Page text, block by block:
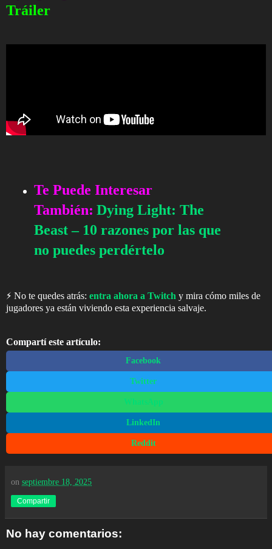
Tráiler
Te Puede Interesar
También: Dying Light: The
Beast – 10 razones por las que
no puedes perdértelo
⚡ No te quedes atrás: entra ahora a Twitch y mira cómo miles de
jugadores ya están viviendo esta experiencia salvaje.
Compartí este artículo:
Facebook
Twitter
WhatsApp
LinkedIn
Reddit
on septiembre 18, 2025
Compartir
No hay comentarios: